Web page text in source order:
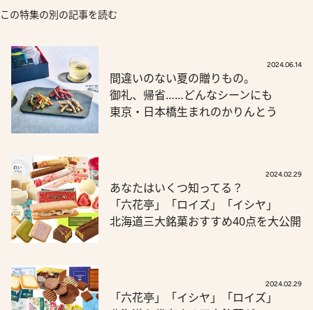
この特集の別の記事を読む
2024.06.14
間違いのない夏の贈りもの。
御礼、帰省……どんなシーンにも
東京・日本橋生まれのかりんとう
2024.02.29
あなたはいくつ知ってる？
「六花亭」「ロイズ」「イシヤ」
北海道三大銘菓おすすめ40点を大公開
2024.02.29
「六花亭」「イシヤ」「ロイズ」